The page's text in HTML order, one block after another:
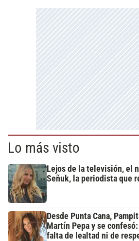
Lo más visto
Lejos de la televisión, el
Señuk, la periodista que
Desde Punta Cana,
Martín Pepa y se
falta de lealtad ni de